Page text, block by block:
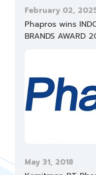
February 02,
Phapros wins
BRANDS AWARD
May 31, 2018